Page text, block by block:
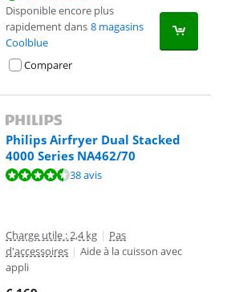
Disponible encore plus
rapidement dans 8 magasins
Coolblue
Comparer
Philips Airfryer Dual Stacked
4000 Series NA462/70
basée sur 38 avis.38 avis
Charge utile : 2,4 kg | Pas
d'accessoires | Aide à la cuisson avec
appli